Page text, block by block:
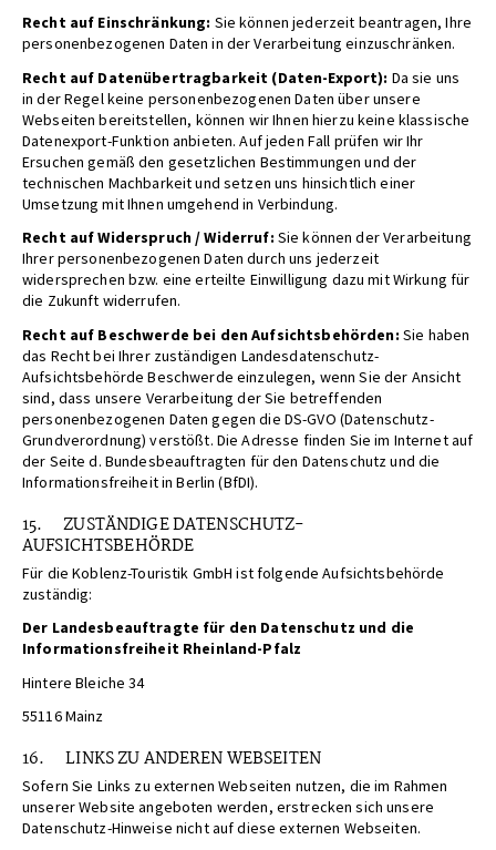
Recht auf Einschränkung: Sie können jederzeit beantragen, Ihre
personenbezogenen Daten in der Verarbeitung einzuschränken.
Recht auf Datenübertragbarkeit (Daten-Export): Da sie uns
in der Regel keine personenbezogenen Daten über unsere
Webseiten bereitstellen, können wir Ihnen hierzu keine klassische
Datenexport-Funktion anbieten. Auf jeden Fall prüfen wir Ihr
Ersuchen gemäß den gesetzlichen Bestimmungen und der
technischen Machbarkeit und setzen uns hinsichtlich einer
Umsetzung mit Ihnen umgehend in Verbindung.
Recht auf Widerspruch / Widerruf: Sie können der Verarbeitung
Ihrer personenbezogenen Daten durch uns jederzeit
widersprechen bzw. eine erteilte Einwilligung dazu mit Wirkung für
die Zukunft widerrufen.
Recht auf Beschwerde bei den Aufsichtsbehörden: Sie haben
das Recht bei Ihrer zuständigen Landesdatenschutz-
Aufsichtsbehörde Beschwerde einzulegen, wenn Sie der Ansicht
sind, dass unsere Verarbeitung der Sie betreffenden
personenbezogenen Daten gegen die DS-GVO (Datenschutz-
Grundverordnung) verstößt. Die Adresse finden Sie im Internet auf
der Seite d. Bundesbeauftragten für den Datenschutz und die
Informationsfreiheit in Berlin (BfDI).
15. ZUSTÄNDIGE DATENSCHUTZ-
AUFSICHTSBEHÖRDE
Für die Koblenz-Touristik GmbH ist folgende Aufsichtsbehörde
zuständig:
Der Landesbeauftragte für den Datenschutz und die
Informationsfreiheit Rheinland-Pfalz
Hintere Bleiche 34
55116 Mainz
16. LINKS ZU ANDEREN WEBSEITEN
Sofern Sie Links zu externen Webseiten nutzen, die im Rahmen
unserer Website angeboten werden, erstrecken sich unsere
Datenschutz-Hinweise nicht auf diese externen Webseiten.